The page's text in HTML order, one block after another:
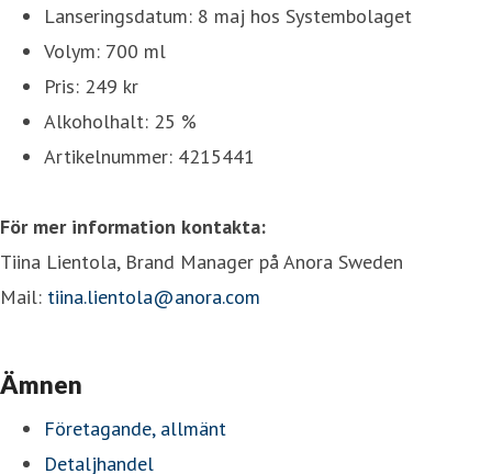
Lanseringsdatum: 8 maj hos Systembolaget
Volym: 700 ml
Pris: 249 kr
Alkoholhalt: 25 %
Artikelnummer: 4215441
För mer information kontakta:
Tiina Lientola, Brand Manager på Anora Sweden
Mail: tiina.lientola@anora.com
Ämnen
Företagande, allmänt
Detaljhandel